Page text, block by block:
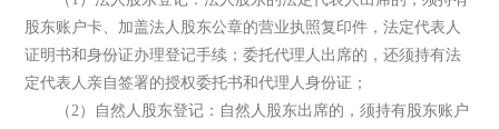
股东账户卡、加盖法人股东公章的营业执照复印件，法定代表人
证明书和身份证办理登记手续；委托代理人出席的，还须持有法
定代表人亲自签署的授权委托书和代理人身份证；
（2）自然人股东登记：自然人股东出席的，须持有股东账户